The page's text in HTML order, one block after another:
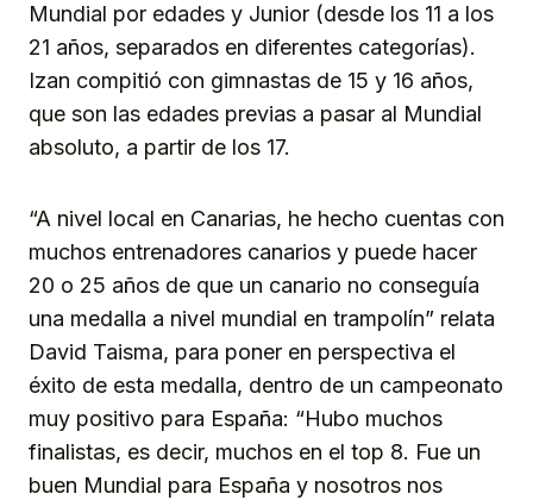
Mundial por edades y Junior (desde los 11 a los
21 años, separados en diferentes categorías).
Izan compitió con gimnastas de 15 y 16 años,
que son las edades previas a pasar al Mundial
absoluto, a partir de los 17.
“A nivel local en Canarias, he hecho cuentas con
muchos entrenadores canarios y puede hacer
20 o 25 años de que un canario no conseguía
una medalla a nivel mundial en trampolín” relata
David Taisma, para poner en perspectiva el
éxito de esta medalla, dentro de un campeonato
muy positivo para España: “Hubo muchos
finalistas, es decir, muchos en el top 8. Fue un
buen Mundial para España y nosotros nos